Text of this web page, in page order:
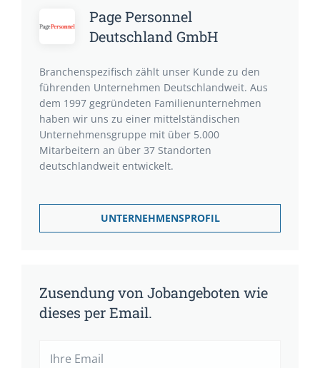
Page Personnel
Deutschland GmbH
Branchenspezifisch zählt unser Kunde zu den
führenden Unternehmen Deutschlandweit. Aus
dem 1997 gegründeten Familienunternehmen
haben wir uns zu einer mittelständischen
Unternehmensgruppe mit über 5.000
Mitarbeitern an über 37 Standorten
deutschlandweit entwickelt.
UNTERNEHMENSPROFIL
Zusendung von Jobangeboten wie
dieses per Email.